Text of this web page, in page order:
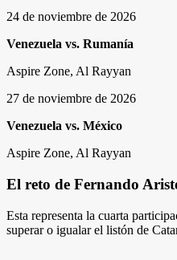
24 de noviembre de 2026
Venezuela vs. Rumanía
Aspire Zone, Al Rayyan
27 de noviembre de 2026
Venezuela vs. México
Aspire Zone, Al Rayyan
El reto de Fernando
Esta representa la cuarta
superar o igualar el listón de